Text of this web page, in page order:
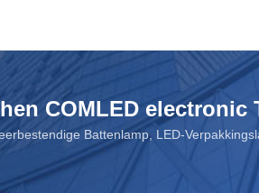
COMLED electronic
Battenlamp, LED-